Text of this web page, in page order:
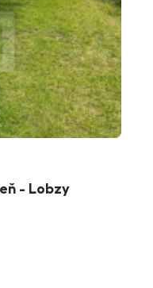
- Lobzy